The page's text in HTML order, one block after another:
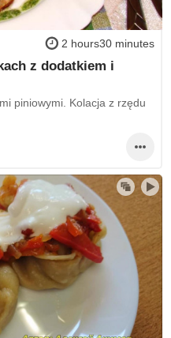
2 hours30 minutes
z dodatkiem i
piniowymi. Kolacja z rzędu